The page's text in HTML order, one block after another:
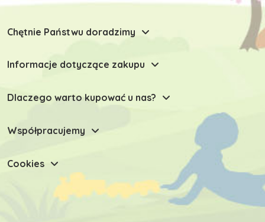
Chętnie Państwu doradzimy
Informacje dotyczące zakupu
Dlaczego warto kupować u nas?
Współpracujemy
Cookies